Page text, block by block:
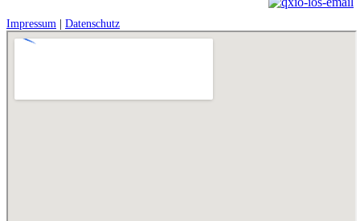
Impressum Datenschutz